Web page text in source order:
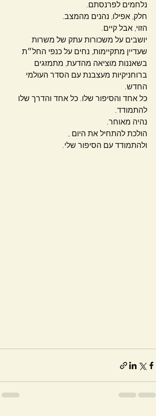
נלחמים לפרנסתם.
חלק, אפילו, נהנים מהמצב.
הזוי, אבל קיים.
יושבים על משכורות עתק של משרות
שעדיין מתקיימות, נחים על כנפי החל״ת
בשאננות מוציאה מהדעת, מתמזגים
ברוחניקיות מעצבנת עם הסדר העולמי
החדש.
כל אחד והסיפור שלו. כל אחד והדרך שלו
להתמודד.
נהיה מאוחר.
הולכת להתחיל את היום ,
ולהתמודד עם הסיפור שלי.